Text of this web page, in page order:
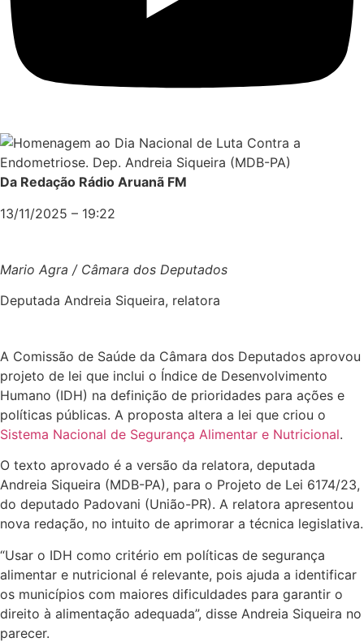
Da Redação Rádio Aruanã FM
13/11/2025 – 19:22
Mario Agra / Câmara dos Deputados
Deputada Andreia Siqueira, relatora
A Comissão de Saúde da Câmara dos Deputados aprovou
projeto de lei que inclui o Índice de Desenvolvimento
Humano (IDH) na definição de prioridades para ações e
políticas públicas. A proposta altera a lei que criou o
Sistema Nacional de Segurança Alimentar e Nutricional.
O texto aprovado é a versão da relatora, deputada
Andreia Siqueira (MDB-PA), para o Projeto de Lei 6174/23,
do deputado Padovani (União-PR). A relatora apresentou
nova redação, no intuito de aprimorar a técnica legislativa.
“Usar o IDH como critério em políticas de segurança
alimentar e nutricional é relevante, pois ajuda a identificar
os municípios com maiores dificuldades para garantir o
direito à alimentação adequada”, disse Andreia Siqueira no
parecer.